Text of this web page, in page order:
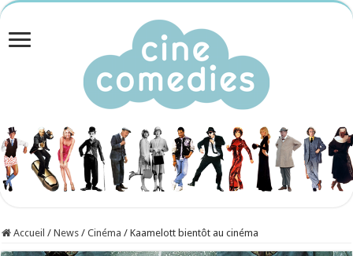
Accueil / News / Cinéma / Kaamelott bientôt au cinéma